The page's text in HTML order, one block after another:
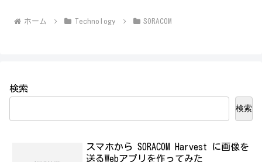
ホーム Technology SORACOM
検索
検索
スマホから SORACOM Harvest に画像を
送るWebアプリを作ってみた